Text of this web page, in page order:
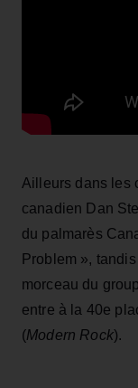
Ailleurs dans les
canadien Dan
du palmarès
Problem »,
morceau du
entre à la 40e
(Modern Rock).